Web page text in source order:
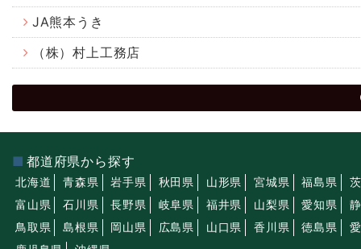
JA熊本うき
（株）村上工務店
都道府県から探す
北海道 青森県 岩手県 秋田県 山形県 宮城県 福島県
富山県
石川県 長野県 岐阜県 福井県 山梨県 愛知県
鳥取県
島根県 岡山県 広島県 山口県 香川県 徳島県